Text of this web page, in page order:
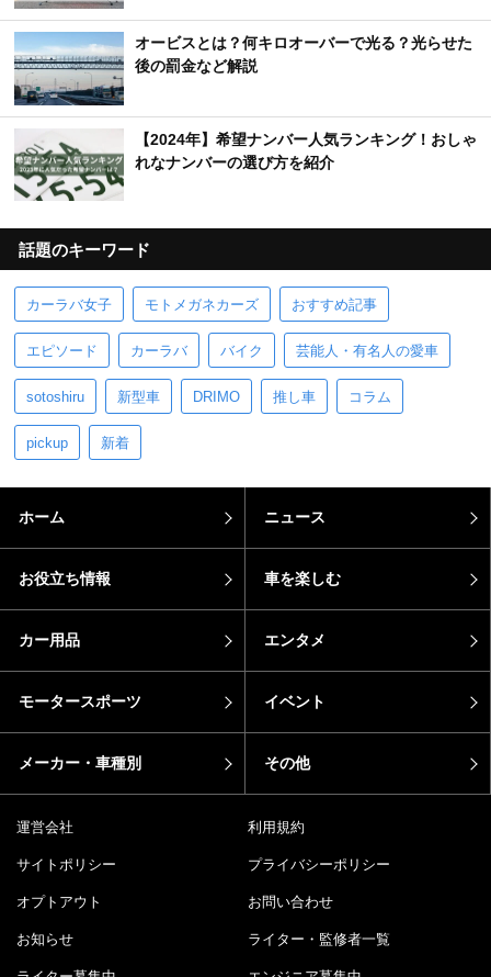
オービスとは？何キロオーバーで光る？光らせた
後の罰金など解説
【2024年】希望ナンバー人気ランキング！おしゃ
れなナンバーの選び方を紹介
話題のキーワード
カーラバ女子 モトメガネカーズ おすすめ記事
エピソード カーラバ バイク 芸能人・有名人の愛車
sotoshiru 新型車 DRIMO 推し車 コラム
pickup 新着
ホーム ニュース
お役立ち情報 車を楽しむ
カー用品 エンタメ
モータースポーツ イベント
メーカー・車種別 その他
運営会社 利用規約
サイトポリシー プライバシーポリシー
オプトアウト お問い合わせ
お知らせ ライター・監修者一覧